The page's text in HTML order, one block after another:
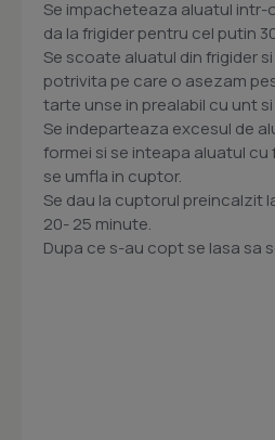
Se impacheteaza aluatul intr-
da la frigider pentru cel putin
Se scoate aluatul din frigider
potrivita pe care o asezam
tarte unse in prealabil cu unt
Se indeparteaza excesul de
formei si se inteapa aluatul
se umfla in cuptor.
Se dau la cuptorul preincalzit
20- 25 minute.
Dupa ce s-au copt se lasa sa